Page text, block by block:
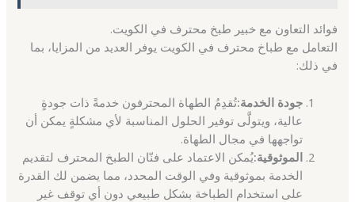
فوائد التعاون مع خبير طبخ محترف في الكويت.
التعامل مع طباخ محترف في الكويت يوفر العديد من المزايا، بما
في ذلك:
جودة الخدمة:تُقدِمُ الطهاة المحترفون خدمةً ذات جودةٍ
عالية، ويتولَّى توفير الحلول المناسبة لأي مشكلةٍ يمكن أن
تواجهها في مجال الطهاة.
الموثوقية:يُمكن الاعتماد على فنّان الطبخ المحترف لتقديم
الخدمة بموثوقية وفي الوقت المحدد، مما يضمن لك القدرة
على استخدام الطباخة بشكل طبيعي دون أي توقف غير